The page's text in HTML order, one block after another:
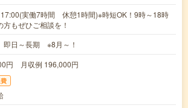
実働7時間 休憩1時間)※時短OK！9時～18時
方もぜひご相談を！
即日～長期 ※8月～！
円 月収例 196,000円